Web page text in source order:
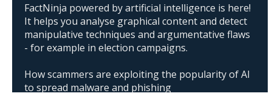
FactNinja powered by artificial intelligence is here!
It helps you analyse graphical content and detect
manipulative techniques and argumentative flaws
- for example in election campaigns.
How scammers are exploiting the popularity of AI
to spread malware and phishing